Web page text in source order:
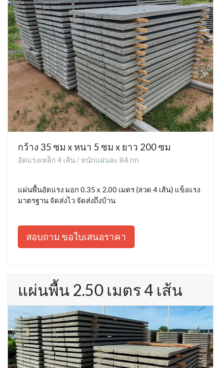
กว้าง 35 ซม x หนา 5 ซม x ยาว 200 ซม
อัดแรงเหล็ก 4 เส้น / หนักแผ่นละ 84 กก
แผ่นพื้นอัดแรง มอก 0.35 x 2.00 เมตร (ลวด 4 เส้น) แข็งแรง
มาตรฐาน จัดส่งไว จัดส่งถึงบ้าน
สอบถาม ขอใบเสนอราคา
แผ่นพื้น 2.50 เมตร 4 เส้น